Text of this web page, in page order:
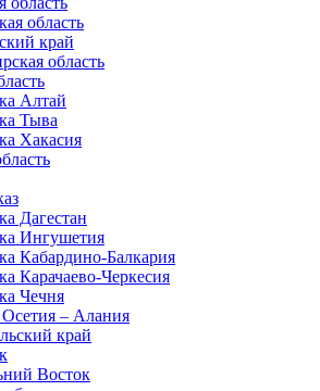
область
край
область
Алтай
Тыва
Хакасия
Дагестан
Ингушетия
Кабардино-Балкария
Карачаево-Черкесия
Чечня
– Алания
край
Восток